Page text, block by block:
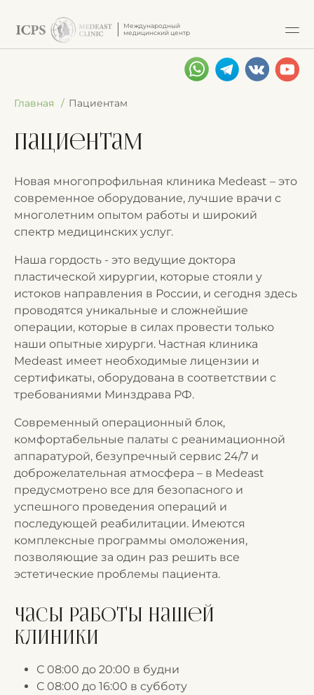
Международный
медицинский центр
Главная Пациентам
Пациентам
Новая многопрофильная клиника Medeast – это
современное оборудование, лучшие врачи с
многолетним опытом работы и широкий
спектр медицинских услуг.
Наша гордость - это ведущие доктора
пластической хирургии, которые стояли у
истоков направления в России, и сегодня здесь
проводятся уникальные и сложнейшие
операции, которые в силах провести только
наши опытные хирурги. Частная клиника
Medeast имеет необходимые лицензии и
сертификаты, оборудована в соответствии с
требованиями Минздрава РФ.
Современный операционный блок,
комфортабельные палаты с реанимационной
аппаратурой, безупречный сервис 24/7 и
доброжелательная атмосфера – в Medeast
предусмотрено все для безопасного и
успешного проведения операций и
последующей реабилитации. Имеются
комплексные программы омоложения,
позволяющие за один раз решить все
эстетические проблемы пациента.
Часы работы нашей
клиники
С 08:00 до 20:00 в будни
С 08:00 до 16:00 в субботу